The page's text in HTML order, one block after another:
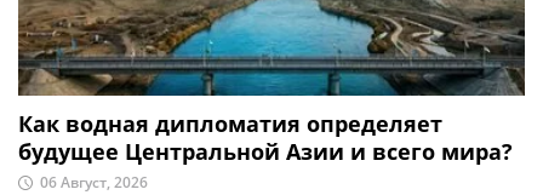
Как водная дипломатия определяет
будущее Центральной Азии и всего мира?
06 Август, 2026